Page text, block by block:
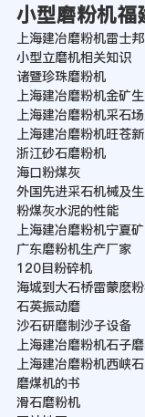
小型磨粉机福
上海建冶磨粉机雷士
小型立磨机相关知识
诸暨珍珠磨粉机
上海建冶磨粉机金矿
上海建冶磨粉机采石
上海建冶磨粉机旺苍
浙江砂石磨粉机
海口粉煤灰
外国先进采石机械及
粉煤灰水泥的性能
上海建冶磨粉机宁夏
广东磨粉机生产厂家
120目粉碎机
海城到大石桥雷蒙麽
石英振动磨
沙石研磨制沙子设备
上海建冶磨粉机石子
上海建冶磨粉机西峡
磨煤机的书
滑石磨粉机